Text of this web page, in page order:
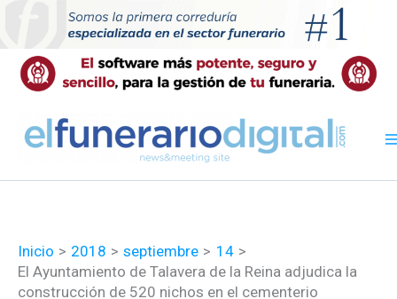
contenido
Inicio 2018 septiembre
14
El Ayuntamiento de Talavera de la Reina adjudica la
construcción de 520 nichos en el cementerio